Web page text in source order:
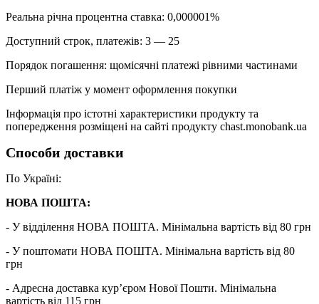
Реальна річна процентна ставка: 0,000001%
Доступний строк, платежів: 3 — 25
Порядок погашення: щомісячні платежі рівними частинами
Перший платіж у момент оформлення покупки
Інформація про істотні характеристики продукту та
попередження розміщені на сайті продукту chast.monobank.ua
Способи доставки
По Україні:
НОВА ПОШТА:
- У відділення НОВА ПОШТА. Мінімальна вартість від 80 грн
- У поштомати НОВА ПОШТА. Мінімальна вартість від 80
грн
- Адресна доставка кур’єром Нової Пошти. Мінімальна
вартість від 115 грн